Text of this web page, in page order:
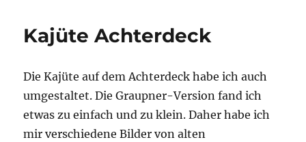
Kajüte Achterdeck
Die Kajüte auf dem Achterdeck habe ich auch
umgestaltet. Die Graupner-Version fand ich
etwas zu einfach und zu klein. Daher habe ich
mir verschiedene Bilder von alten